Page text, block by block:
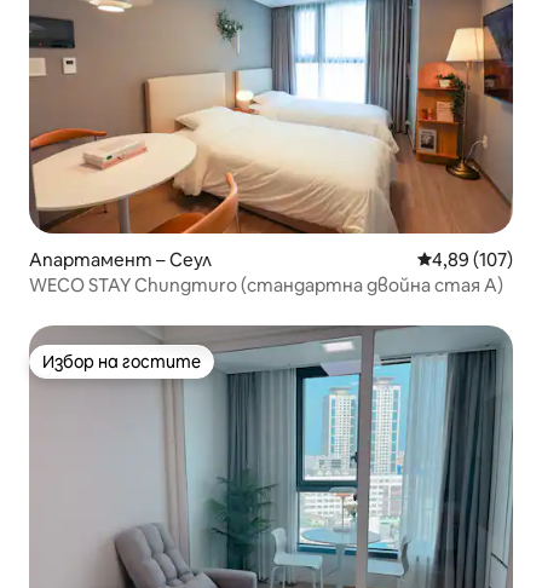
Апартамент – Сеул Средна
4,89 (107)
WECO STAY Chungmuro (стандартна двойна стая A)
Избор на гостите
Избор на гостите